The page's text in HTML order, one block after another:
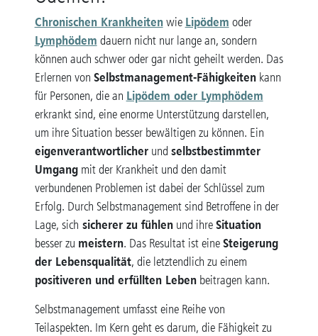
Chronischen Krankheitenwie Lipödem oder
Lymphödem dauern nicht nur lange an, sondern
können auch schwer oder gar nicht geheilt werden. Das
Erlernen von Selbstmanagement-Fähigkeitenkann
für Personen, die an Lipödem oder Lymphödem
erkrankt sind, eine enorme Unterstützung darstellen,
um ihre Situation besser bewältigen zu können. Ein
eigenverantwortlicherund selbstbestimmter
Umgangmit der Krankheit und den damit
verbundenen Problemen ist dabei der Schlüssel zum
Erfolg. Durch Selbstmanagement sind Betroffene in der
Lage, sich sicherer zu fühlenund ihreSituation
besser zu meistern. Das Resultat ist eineSteigerung
der Lebensqualität, die letztendlich zu einem
positiveren und erfüllten Lebenbeitragen kann.
Selbstmanagement umfasst eine Reihe von
Teilaspekten. Im Kern geht es darum, die Fähigkeit zu